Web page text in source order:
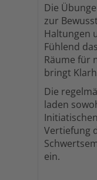
Die
zur
Haltungen
Fühlend
Räume für
bringt
Die
laden
Vertiefung
ein.